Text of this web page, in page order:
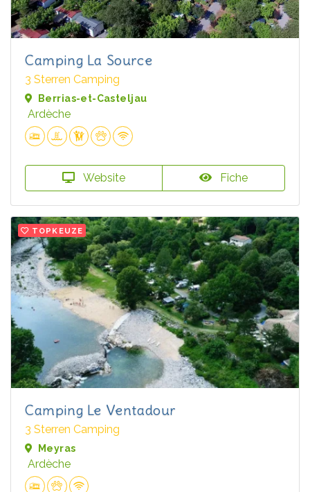
Camping La Source
3 Sterren Camping
Berrias-et-Casteljau
Ardèche
Website Fiche
TOPKEUZE
Camping Le Ventadour
3 Sterren Camping
Meyras
Ardèche